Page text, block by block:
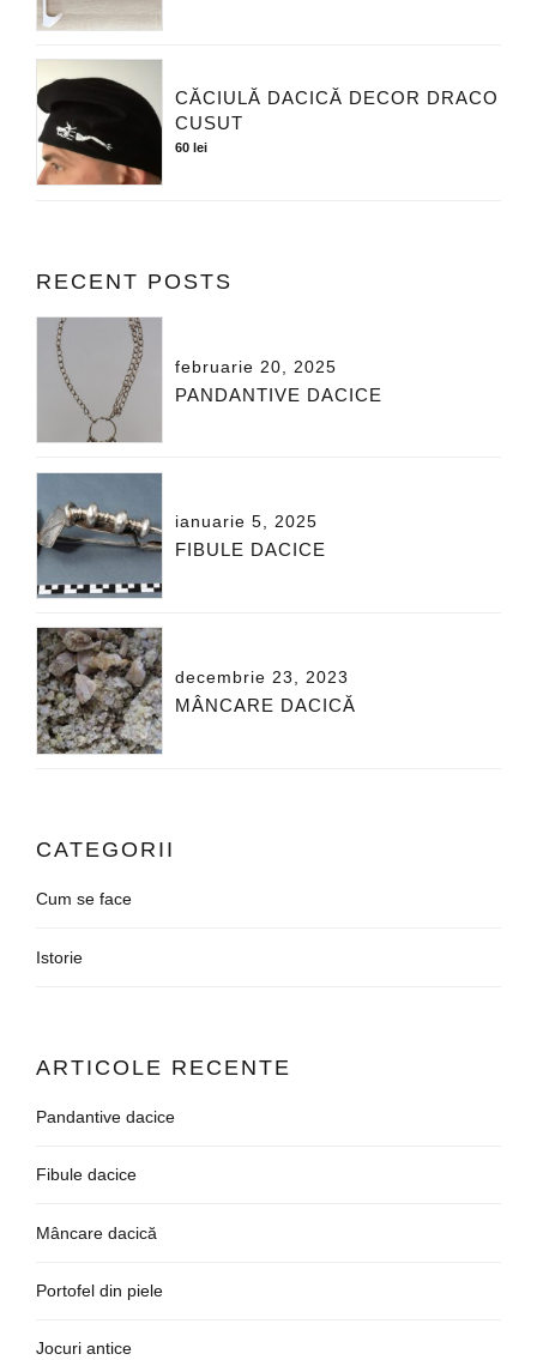
CĂCIULĂ DACICĂ DECOR DRACO
CUSUT
60 lei
RECENT POSTS
februarie 20, 2025
PANDANTIVE DACICE
ianuarie 5, 2025
FIBULE DACICE
decembrie 23, 2023
MÂNCARE DACICĂ
CATEGORII
Cum se face
Istorie
ARTICOLE RECENTE
Pandantive dacice
Fibule dacice
Mâncare dacică
Portofel din piele
Jocuri antice